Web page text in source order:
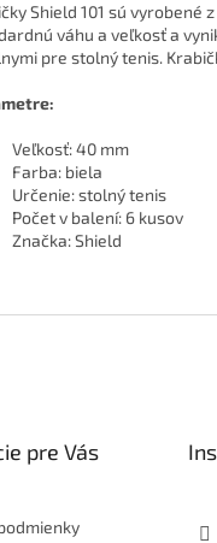
Shield 101 sú
váhu a veľkosť a
pre stolný tenis.
Veľkosť: 40 mm
Farba: biela
Určenie: stolný tenis
Počet v balení: 6 kusov
Značka: Shield
pre Vás